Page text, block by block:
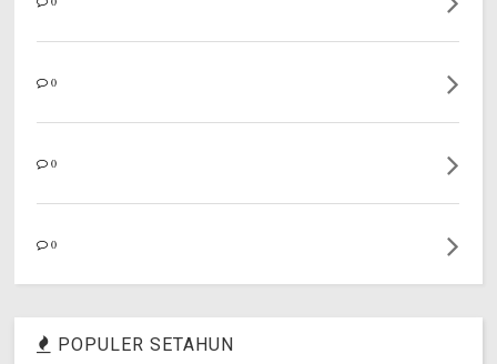
0
0
0
POPULER SETAHUN